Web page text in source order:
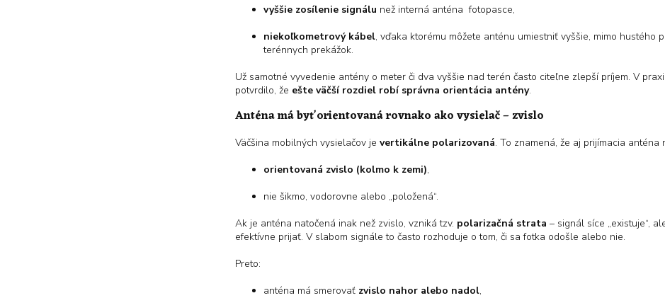
vyššie zosílenie signálu než interná anténa fotopasce,
niekoľkometrový kábel, vďaka ktorému môžete anténu umiestniť vyššie, mimo hustého
terénnych prekážok.
Už samotné vyvedenie antény o meter či dva vyššie nad terén často citeľne zlepší príjem. V
potvrdilo, že ešte väčší rozdiel robí správna orientácia antény.
Anténa má byť orientovaná rovnako ako vysielač – zvislo
Väčšina mobilných vysielačov je vertikálne polarizovaná. To znamená, že aj prijímacia
orientovaná zvislo (kolmo k zemi),
nie šikmo, vodorovne alebo „položená“.
Ak je anténa natočená inak než zvislo, vzniká tzv. polarizačná strata – signál síce „existuje“,
efektívne prijať. V slabom signále to často rozhoduje o tom, či sa fotka odošle alebo nie.
Preto:
anténa má smerovať zvislo nahor alebo nadol,